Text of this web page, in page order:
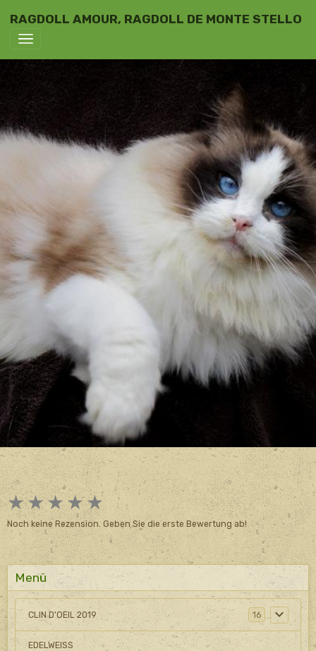
RAGDOLL AMOUR, RAGDOLL DE MONTE STELLO
★★★★★
Noch keine Rezension. Geben Sie die erste Bewertung ab!
Menü
CLIN D'OEIL 2019 16
EDELWEISS